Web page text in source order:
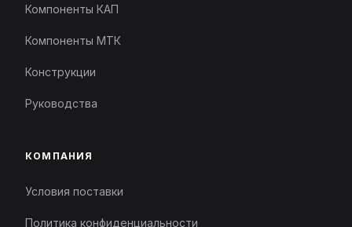
Компоненты КАП
Компоненты МТК
Конструкции
Руководства
КОМПАНИЯ
Условия поставки
Политика конфиденциальности